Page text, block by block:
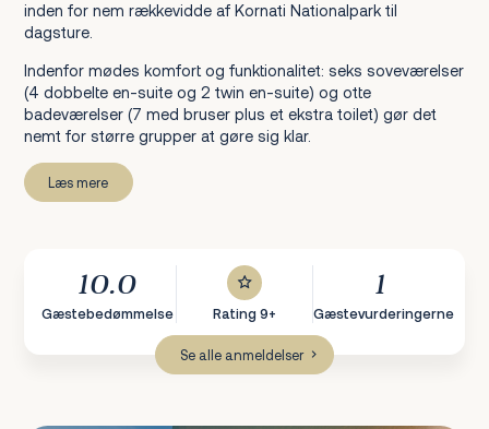
inden for nem rækkevidde af Kornati Nationalpark til
dagsture.
Indenfor mødes komfort og funktionalitet: seks soveværelser
(4 dobbelte en-suite og 2 twin en-suite) og otte
badeværelser (7 med bruser plus et ekstra toilet) gør det
nemt for større grupper at gøre sig klar.
Læs mere
10.0
Gæstebedømmelse Rating 9+
1
Gæstevurderingerne
Se alle anmeldelser